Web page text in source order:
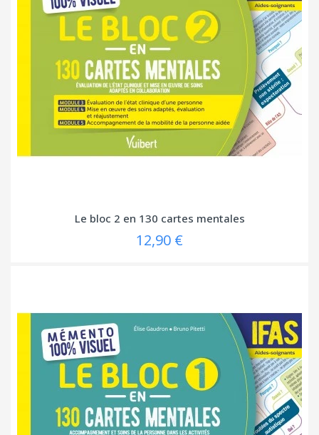
Le bloc 2 en 130 cartes mentales
12,90 €